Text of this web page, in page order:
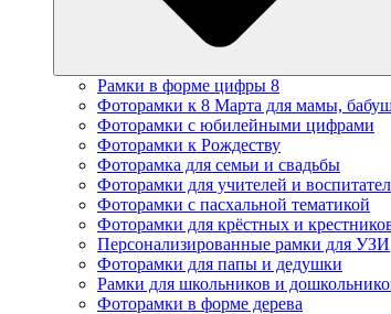
Рамки в форме цифры 8
Фоторамки к 8 Марта для мамы,
Фоторамки с юбилейными цифрами
Фоторамки к Рождеству
Фоторамка для семьи и свадьбы
Фоторамки для учителей и
Фоторамки с пасхальной тематикой
Фоторамки для крёстных и
Персонализированные рамки для УЗИ
Фоторамки для папы и дедушки
Рамки для школьников и
Фоторамки в форме дерева